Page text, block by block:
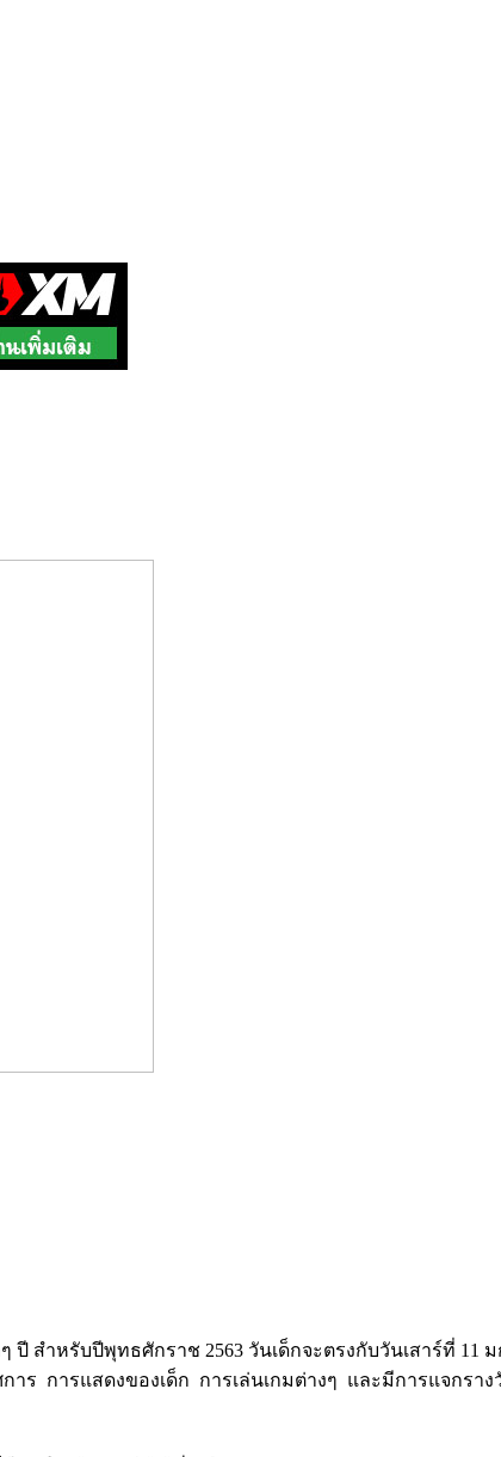
สำหรับปีพุทธศักราช 2563 วันเด็กจะตรงกับวันเสาร์ที่ 11
การแสดงของเด็ก การเล่นเกมต่างๆ และมีการแจกราง